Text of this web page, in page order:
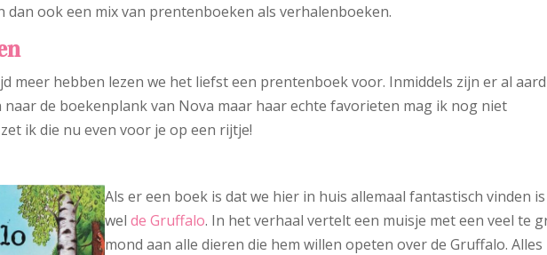
dan ook een mix van prentenboeken als verhalenboeken.
meer hebben lezen we het liefst een prentenboek voor. Inmiddels zijn er al
de boekenplank van Nova maar haar echte favorieten mag ik nog niet
ik die nu even voor je op een rijtje!
Als er een boek is dat we hier in huis allemaal fantastisch vinden
welde Gruffalo. In het verhaal vertelt een muisje met een veel te
mond aan alle dieren die hem willen opeten over de Gruffalo. Alles